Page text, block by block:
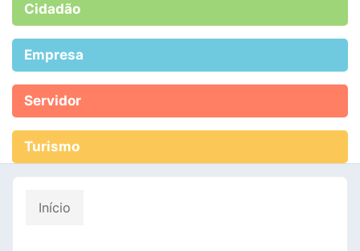
Cidadão
Empresa
Servidor
Turismo
Início